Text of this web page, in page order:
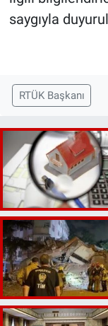
saygıyla
RTÜK Başkanı